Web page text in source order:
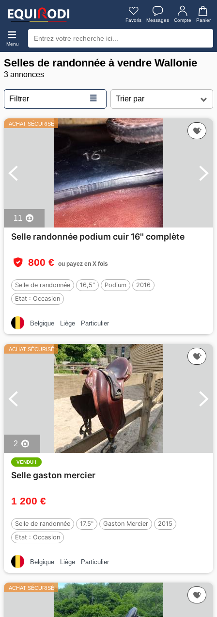
Favoris Messages Compte Panier
Menu
Selles de randonnée à vendre Wallonie
3 annonces
Filtrer ≣
ACHAT SÉCURISÉ
11
Selle randonnée podium cuir 16'' complète
800 € ou payez en X fois
Selle de randonnée 16,5" Podium
2016
Etat : Occasion
Belgique Liège Particulier
ACHAT SÉCURISÉ
2
VENDU !
Selle gaston mercier
1 200 €
Selle de randonnée 17,5" Gaston Mercier
2015
Etat : Occasion
Belgique Liège Particulier
ACHAT SÉCURISÉ